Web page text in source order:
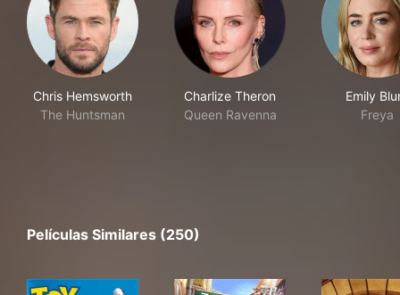
Chris Hemsworth
The Huntsman
Charlize Theron
Queen Ravenna
Emily
Freya
Películas Similares (250)